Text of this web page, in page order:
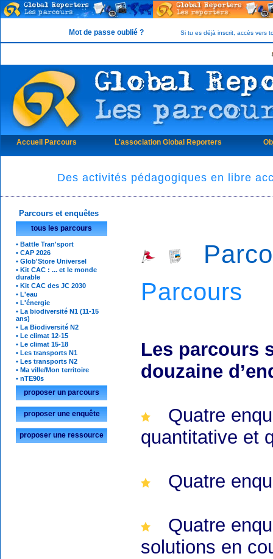
Mot de passe oublié ? Si tu es déjà inscrit, accès vers
Accueil Parcours L'association Global Reporters
Des activités pédagogiques en libre
Parcours et enquêtes
tous les parcours
• Battle Tran'sport
• CAP 2026
• Glob'Store Universel
• Kit CAC : ... et le monde
durable
• Kit CAC des JC 2030
• L'eau
• L'énergie
• La biodiversité N1 (11-15
ans)
• La Biodiversité N2
• Le climat 12-15
• Le climat 15-18
• Les transports N1
• Les transports N2
• Ma ville/Mon territoire
• nTE90s
proposer un parcours
proposer une enquête
proposer une ressource
Parcours
Les parcours
douzaine
Quatre
quantitative et
Quatre
Quatre
solutions en